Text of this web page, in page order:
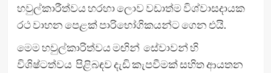
හවුල්කාරීත්වය හරහා ලොව වඩාත්ම විශ්වාසදායක
රථ වාහන පෙළක් පාරිභෝගිකයන්ට ගෙන එයි.
මෙම හවුල්කාරිත්වය මඟින් සේවාවන් හි
විශිෂ්ටත්වය පිළිබඳව දැඩි කැපවීමක් සහිත ආයතන